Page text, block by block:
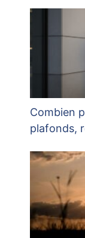
Combien
plafonds,